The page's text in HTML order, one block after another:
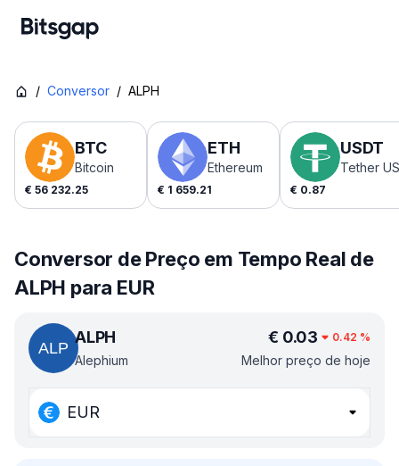
/ Conversor / ALPH
BTC
Bitcoin
€ 56 232.25
ETH
Ethereum
€ 1 659.21
USDT
Tether
€ 0.87
Conversor de Preço em Tempo Real de
ALPH para EUR
ALPH
Alephium
€ 0.03 0.42 %
Melhor preço de hoje
EUR